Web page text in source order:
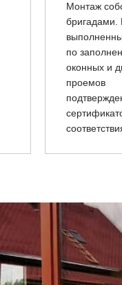
Монтаж
бригадами.
по
оконных и
проемов